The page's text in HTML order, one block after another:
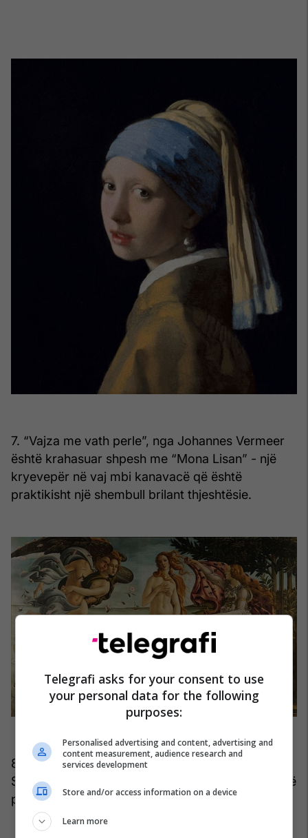
7. “Vajza me vath perle”, nga Johannes Vermeer
është krahasuar shpesh me “Mona Lisan” - një
kryevepër në vaj mbi kanavacë që është
praktikisht një shembull brilant thjeshtësie.
8. E kërkuar mbetet dhe “Lindja e Venerës” nga
Sandro Botticelli, ku autori ka krijuar në mënyrë të
paharrueshme perëndeshën e dashurisë.
Telegrafi asks for your consent to use
your personal data for the following
purposes:
Personalised advertising and content, advertising and
content measurement, audience research and
services development
Store and/or access information on a device
Learn more